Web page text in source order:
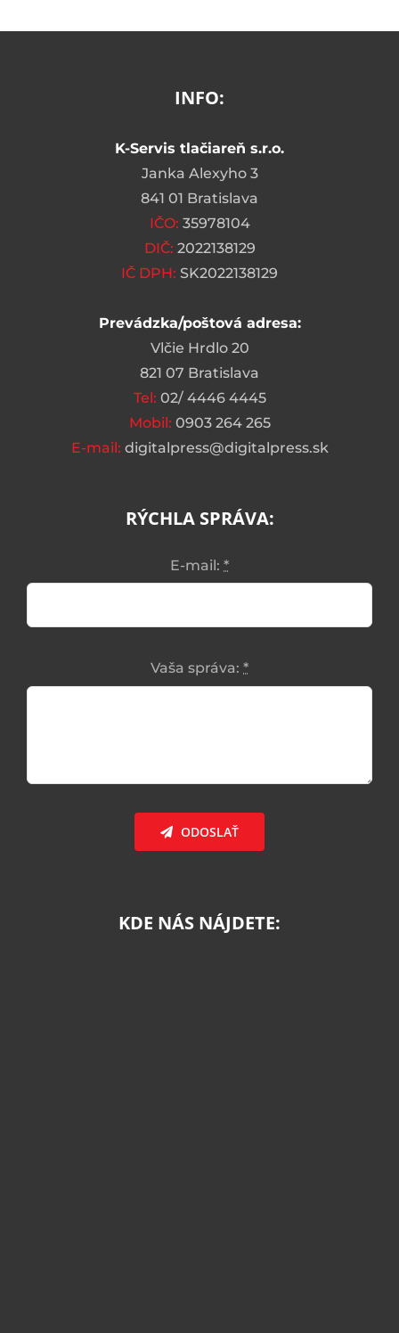
INFO:
K-Servis tlačiareň s.r.o.
Janka Alexyho 3
841 01 Bratislava
IČO: 35978104
DIČ: 2022138129
IČ DPH: SK2022138129
Prevádzka/poštová adresa:
Vlčie Hrdlo 20
821 07 Bratislava
Tel: 02/ 4446 4445
Mobil: 0903 264 265
E-mail: digitalpress@digitalpress.sk
RÝCHLA SPRÁVA:
E-mail: *
Vaša správa: *
ODOSLAŤ
KDE NÁS NÁJDETE: